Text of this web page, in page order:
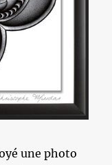
une photo